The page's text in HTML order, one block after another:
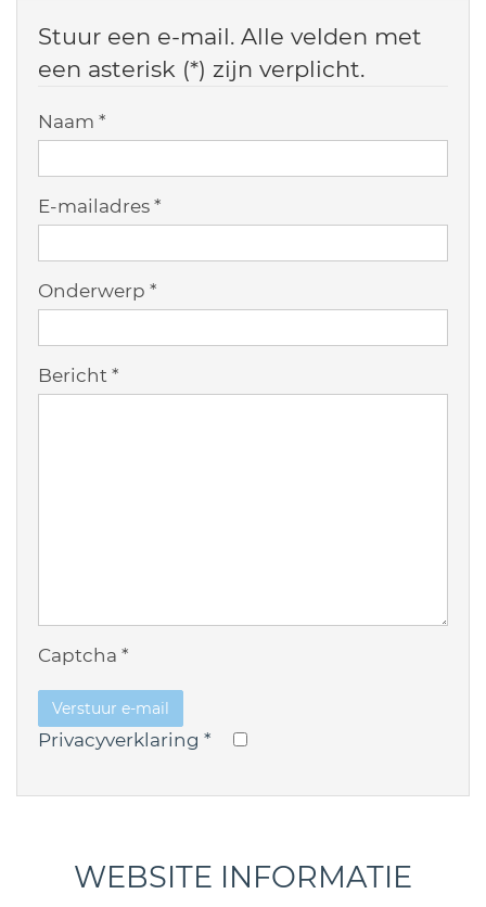
Stuur een e-mail. Alle velden met
een asterisk (*) zijn verplicht.
Naam *
E-mailadres *
Onderwerp *
Bericht *
Captcha *
Verstuur e-mail
Privacyverklaring *
WEBSITE INFORMATIE